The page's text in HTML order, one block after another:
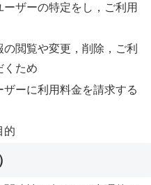
ザーの特定をし，ご利用
閲覧や変更，削除，ご利
くため
ーに利用料金を請求する
的